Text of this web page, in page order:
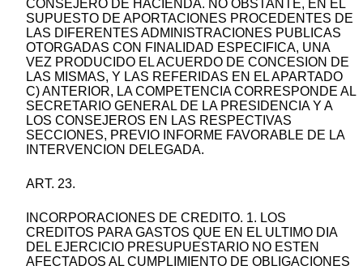
CONSEJERO DE HACIENDA. NO OBSTANTE, EN EL
SUPUESTO DE APORTACIONES PROCEDENTES DE
LAS DIFERENTES ADMINISTRACIONES PUBLICAS
OTORGADAS CON FINALIDAD ESPECIFICA, UNA
VEZ PRODUCIDO EL ACUERDO DE CONCESION DE
LAS MISMAS, Y LAS REFERIDAS EN EL APARTADO
C) ANTERIOR, LA COMPETENCIA CORRESPONDE AL
SECRETARIO GENERAL DE LA PRESIDENCIA Y A
LOS CONSEJEROS EN LAS RESPECTIVAS
SECCIONES, PREVIO INFORME FAVORABLE DE LA
INTERVENCION DELEGADA.
ART. 23.
INCORPORACIONES DE CREDITO. 1. LOS
CREDITOS PARA GASTOS QUE EN EL ULTIMO DIA
DEL EJERCICIO PRESUPUESTARIO NO ESTEN
AFECTADOS AL CUMPLIMIENTO DE OBLIGACIONES